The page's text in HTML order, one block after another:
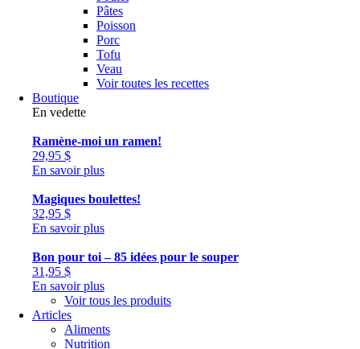
Pâtes
Poisson
Porc
Tofu
Veau
Voir toutes les recettes
Boutique
En vedette
Ramène-moi un ramen!
29,95 $
En savoir plus
Magiques boulettes!
32,95 $
En savoir plus
Bon pour toi – 85 idées pour le souper
31,95 $
En savoir plus
Voir tous les produits
Articles
Aliments
Nutrition